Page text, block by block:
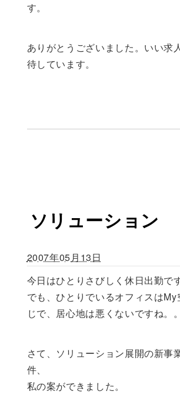
す。
ありがとうございました。いい求
待しています。
ソリューション
2007年05月13日
今日はひとりさびしく休日出勤です
でも、ひとりでいるオフィスは
じで、居心地は悪くないですね。。
さて、ソリューション展開の新事
件、
私の案ができました。